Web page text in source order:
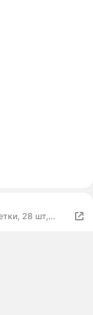
28 шт,